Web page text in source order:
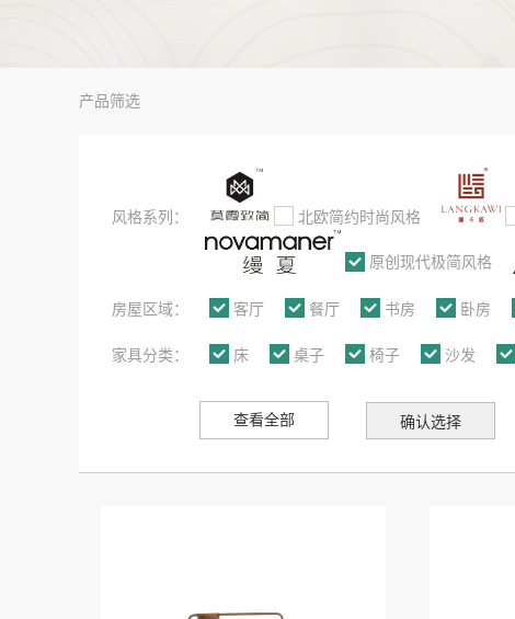
产品筛选
风格系列： 北欧简约时尚风格
原创现代极简风格
房屋区域： 客厅 餐厅 书房 卧房
家具分类： 床 桌子 椅子 沙发
查看全部 确认选择